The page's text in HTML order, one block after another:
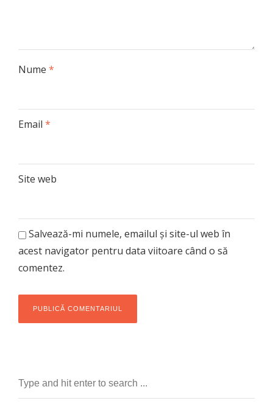
Nume *
Email *
Site web
Salvează-mi numele, emailul și site-ul web în
acest navigator pentru data viitoare când o să
comentez.